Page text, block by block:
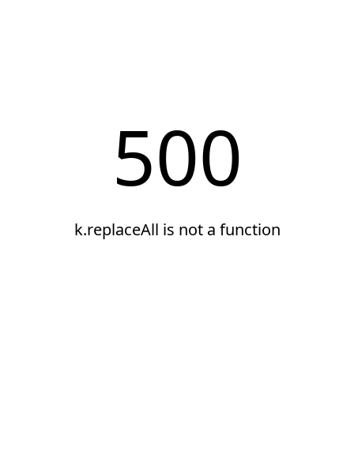
500
k.replaceAll is not a function